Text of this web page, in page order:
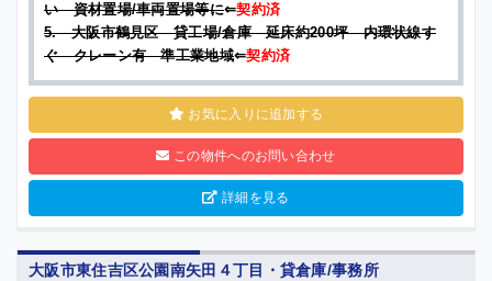
い 資材置場/車両置場等に⇐契約済
5. 大阪市鶴見区 貸工場/倉庫 延床約200坪 内環状線す
ぐ クレーン有 準工業地域⇐契約済
お気に入りに追加する
この物件へのお問い合わせ
詳細を見る
大阪市東住吉区公園南矢田４丁目・貸倉庫/事務所